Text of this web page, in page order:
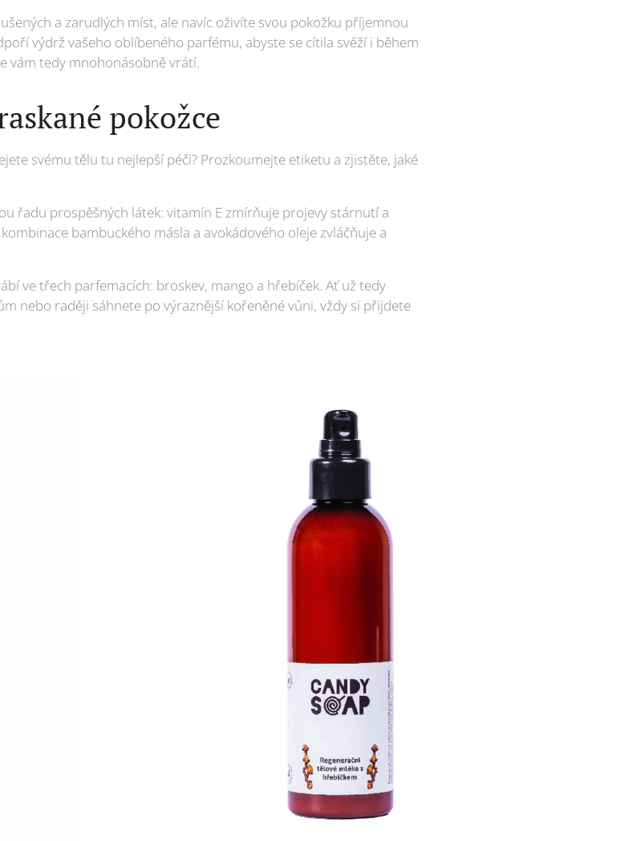
a zarudlých míst, ale navíc oživíte svou pokožku příjemnou
výdrž vašeho oblíbeného parfému, abyste se cítila svěží i během
vám tedy mnohonásobně vrátí.
pokožce
svému tělu tu nejlepší péči? Prozkoumejte etiketu a zjistěte, jaké
řadu prospěšných látek: vitamín E zmírňuje projevy stárnutí a
bambuckého másla a avokádového oleje zvláčňuje a
ve třech parfemacích: broskev, mango a hřebíček. Ať už tedy
nebo raději sáhnete po výraznější kořeněné vůni, vždy si přijdete